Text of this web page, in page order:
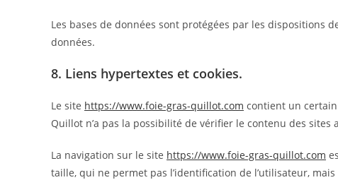
Les bases de données sont protégées par les dispositions
données.
8. Liens hypertextes et cookies.
Le site https://www.foie-gras-quillot.com contient un certain
Quillot n’a pas la possibilité de vérifier le contenu des
La navigation sur le site https://www.foie-gras-quillot.com
taille, qui ne permet pas l’identification de l’utilisateur,